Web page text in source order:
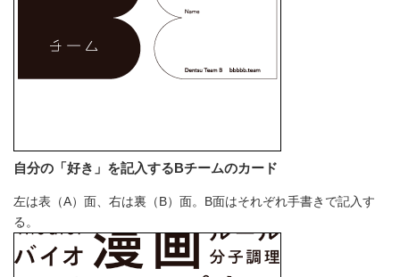
自分の「好き」を記入するBチームのカード
左は表（A）面、右は裏（B）面。B面はそれぞれ手書きで記入す
る。